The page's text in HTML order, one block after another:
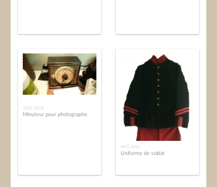
2012.18.01
Minuteur pour photographe.
AHT 2023
Uniforme de soldat